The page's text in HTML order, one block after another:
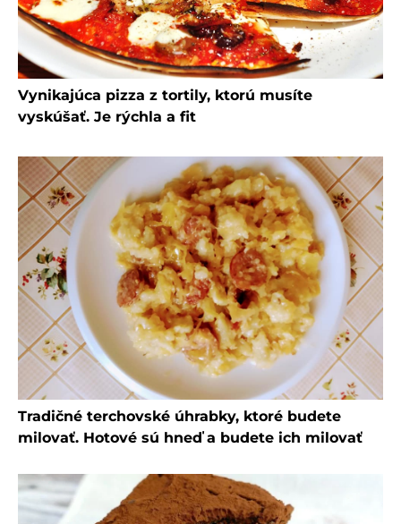
Vynikajúca pizza z tortily, ktorú musíte
vyskúšať. Je rýchla a fit
Tradičné terchovské úhrabky, ktoré budete
milovať. Hotové sú hneď a budete ich milovať